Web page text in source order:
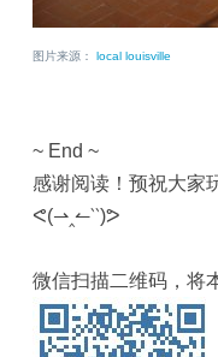
图片来源： local louisville
~ End ~
感谢阅读！预祝大家
ᕙ(⇀‸↼‵‵)ᕗ
微信扫描二维码，将